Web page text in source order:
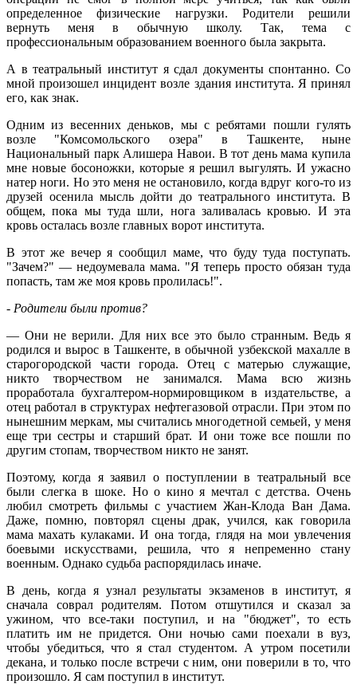
определенное физические нагрузки. Родители решили
вернуть меня в обычную школу. Так, тема с
профессиональным образованием военного была закрыта.
А в театральный институт я сдал документы спонтанно. Со
мной произошел инцидент возле здания института. Я принял
его, как знак.
Одним из весенних деньков, мы с ребятами пошли гулять
возле "Комсомольского озера" в Ташкенте, ныне
Национальный парк Алишера Навои. В тот день мама купила
мне новые босоножки, которые я решил выгулять. И ужасно
натер ноги. Но это меня не остановило, когда вдруг кого-то из
друзей осенила мысль дойти до театрального института. В
общем, пока мы туда шли, нога заливалась кровью. И эта
кровь осталась возле главных ворот института.
В этот же вечер я сообщил маме, что буду туда поступать.
"Зачем?" — недоумевала мама. "Я теперь просто обязан туда
попасть, там же моя кровь пролилась!".
- Родители были против?
— Они не верили. Для них все это было странным. Ведь я
родился и вырос в Ташкенте, в обычной узбекской махалле в
старогородской части города. Отец с матерью служащие,
никто творчеством не занимался. Мама всю жизнь
проработала бухгалтером-нормировщиком в издательстве, а
отец работал в структурах нефтегазовой отрасли. При этом по
нынешним меркам, мы считались многодетной семьей, у меня
еще три сестры и старший брат. И они тоже все пошли по
другим стопам, творчеством никто не занят.
Поэтому, когда я заявил о поступлении в театральный все
были слегка в шоке. Но о кино я мечтал с детства. Очень
любил смотреть фильмы с участием Жан-Клода Ван Дама.
Даже, помню, повторял сцены драк, учился, как говорила
мама махать кулаками. И она тогда, глядя на мои увлечения
боевыми искусствами, решила, что я непременно стану
военным. Однако судьба распорядилась иначе.
В день, когда я узнал результаты экзаменов в институт, я
сначала соврал родителям. Потом отшутился и сказал за
ужином, что все-таки поступил, и на "бюджет", то есть
платить им не придется. Они ночью сами поехали в вуз,
чтобы убедиться, что я стал студентом. А утром посетили
декана, и только после встречи с ним, они поверили в то, что
произошло. Я сам поступил в институт.